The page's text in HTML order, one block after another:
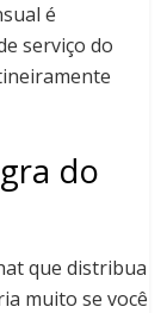
é
serviço do
do
que distribua
muito se você